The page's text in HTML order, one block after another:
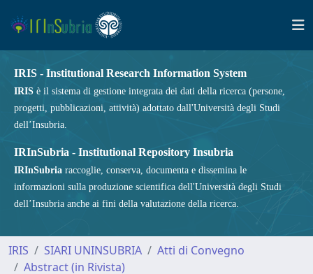
IRIS - Institutional Research Information System
IRIS è il sistema di gestione integrata dei dati della ricerca (persone,
progetti, pubblicazioni, attività) adottato dall'Università degli Studi
dell’Insubria.
IRInSubria - Institutional Repository Insubria
IRInSubria raccoglie, conserva, documenta e dissemina le
informazioni sulla produzione scientifica dell'Università degli Studi
dell’Insubria anche ai fini della valutazione della ricerca.
IRIS SIARI UNINSUBRIA
Atti di Convegno
Abstract (in Rivista)